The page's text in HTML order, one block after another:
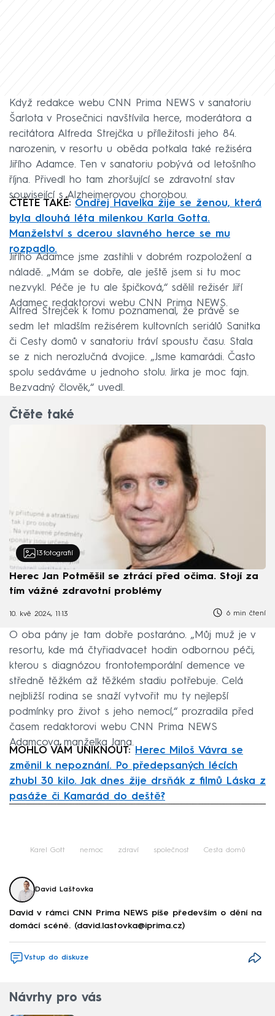
Když redakce webu CNN Prima NEWS v sanatoriu
Šarlota v Prosečnici navštívila herce, moderátora a
recitátora Alfreda Strejčka u příležitosti jeho 84.
narozenin, v resortu u oběda potkala také režiséra
Jiřího Adamce. Ten v sanatoriu pobývá od letošního
října. Přivedl ho tam zhoršující se zdravotní stav
související s Alzheimerovou chorobou.
ČTĚTE TAKÉ: Ondřej Havelka žije se ženou, která
byla dlouhá léta milenkou Karla Gotta.
Manželství s dcerou slavného herce se mu
rozpadlo.
Jiřího Adamce jsme zastihli v dobrém rozpoložení a
náladě. „Mám se dobře, ale ještě jsem si tu moc
nezvykl. Péče je tu ale špičková,“ sdělil režisér Jiří
Adamec redaktorovi webu CNN Prima NEWS.
Alfred Strejček k tomu poznamenal, že právě se
sedm let mladším režisérem kultovních seriálů Sanitka
či Cesty domů v sanatoriu tráví spoustu času. Stala
se z nich nerozlučná dvojice. „Jsme kamarádi. Často
spolu sedáváme u jednoho stolu. Jirka je moc fajn.
Bezvadný člověk,“ uvedl.
Čtěte také
13 fotografií
Herec Jan Potměšil se ztrácí před očima. Stojí za
tím vážné zdravotní problémy
10. kvě 2024, 11:13 6 min čtení
O oba pány je tam dobře postaráno. „Můj muž je v
resortu, kde má čtyřiadvacet hodin odbornou péči,
kterou s diagnózou frontotemporální demence ve
středně těžkém až těžkém stadiu potřebuje. Celá
nejbližší rodina se snaží vytvořit mu ty nejlepší
podmínky pro život s jeho nemocí,“ prozradila před
časem redaktorovi webu CNN Prima NEWS
Adamcova manželka Jana.
MOHLO VÁM UNIKNOUT:
Herec Miloš Vávra se
změnil k nepoznání. Po předepsaných lécích
zhubl 30 kilo. Jak dnes žije drsňák z filmů Láska z
pasáže či Kamarád do deště?
Karel Gott nemoc zdraví společnost Cesta domů
David Laštovka
David v rámci CNN Prima NEWS píše především o dění na
domácí scéně. (david.lastovka@iprima.cz)
Vstup do diskuze
Návrhy pro vás